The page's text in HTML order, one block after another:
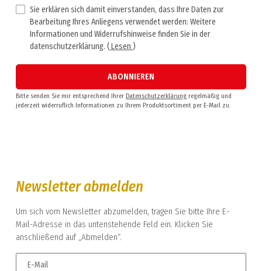
Sie erklären sich damit einverstanden, dass Ihre Daten zur
Bearbeitung Ihres Anliegens verwendet werden: Weitere
Informationen und Widerrufshinweise finden Sie in der
datenschutzerklärung.(Lesen )
ABONNIEREN
Bitte senden Sie mir entsprechend Ihrer Datenschutzerklärung regelmäßig und
jederzeit widerruflich Informationen zu Ihrem Produktsortiment per E-Mail zu.
Newsletter abmelden
Um sich vom Newsletter abzumelden, tragen Sie bitte Ihre E-
Mail-Adresse in das untenstehende Feld ein. Klicken Sie
anschließend auf „Abmelden“.
E-Mail